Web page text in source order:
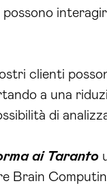
clienti
a una
di
ai Taranto
Brain